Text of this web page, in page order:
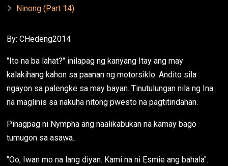
Ninong (Part 14)
By: CHedeng2014
"Ito na ba lahat?" inilapag ng kanyang Itay ang may
kalakihang kahon sa paanan ng motorsiklo. Andito sila
ngayon sa palengke sa may bayan. Tinutulungan nila ng Ina
na maglinis sa nakuha nitong pwesto na pagtitindahan.
Pinagpag ni Nympha ang naalikabukan na kamay bago
tumugon sa asawa.
"Oo, Iwan mo na lang diyan. Kami na ni Esmie ang bahala".